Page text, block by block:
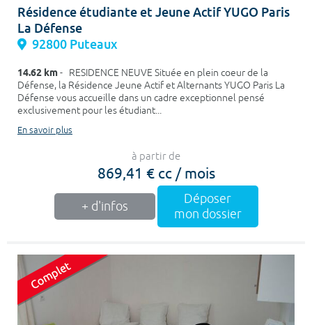
Résidence étudiante et Jeune Actif YUGO Paris
La Défense
92800 Puteaux
14.62 km- RESIDENCE NEUVE Située en plein coeur de la
Défense, la Résidence Jeune Actif et Alternants YUGO Paris La
Défense vous accueille dans un cadre exceptionnel pensé
exclusivement pour les étudiant...
En savoir plus
à partir de
869,41 € cc / mois
+ d'infos
Déposer
mon dossier